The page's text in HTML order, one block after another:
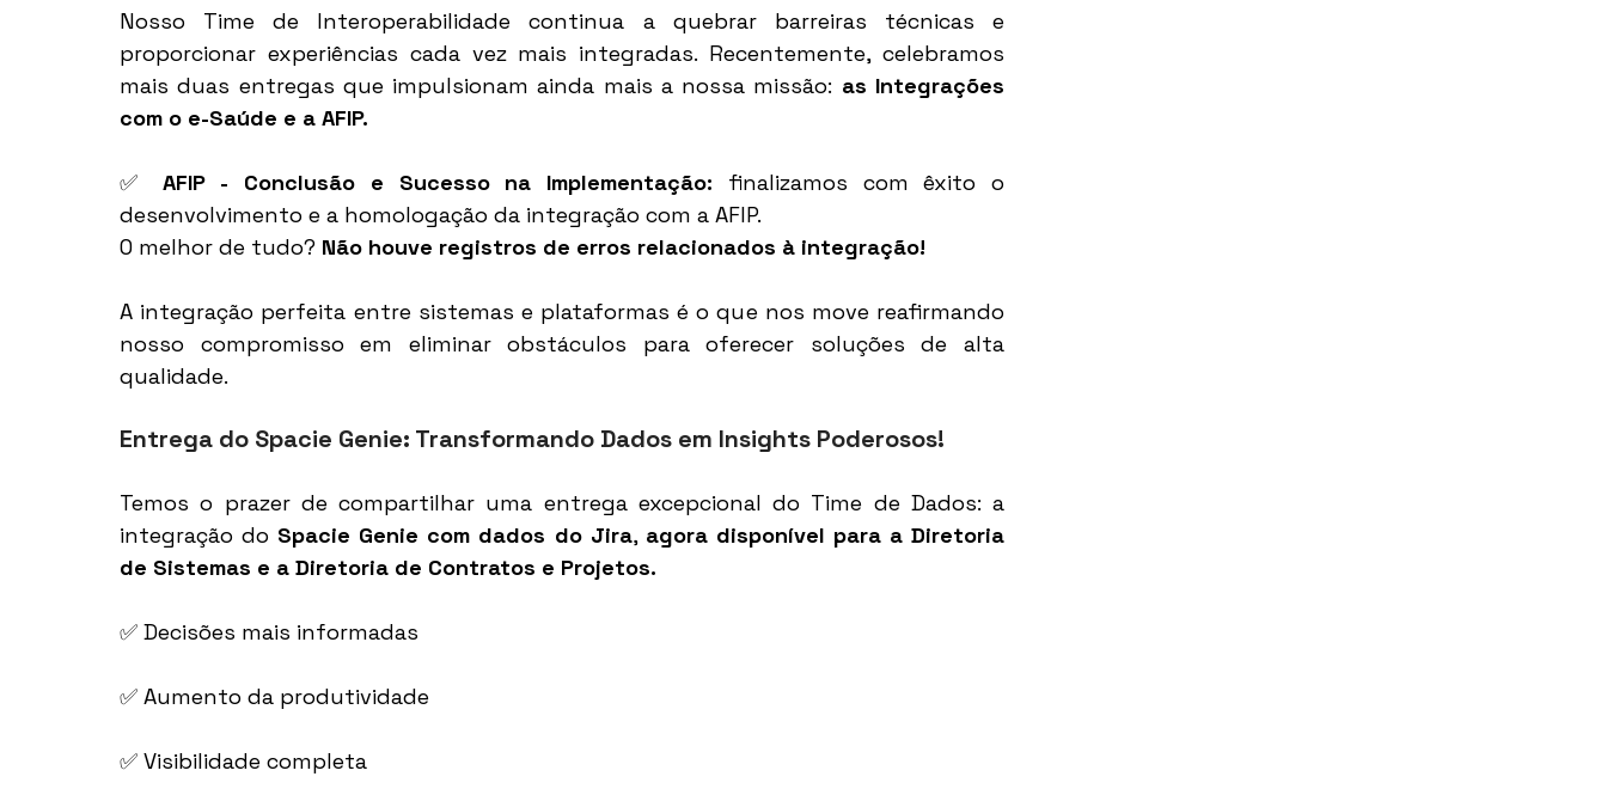
Nosso Time de Interoperabilidade continua a quebrar barreiras técnicas e
proporcionar experiências cada vez mais integradas. Recentemente, celebramos
mais duas entregas que impulsionam ainda mais a nossa missão: as Integrações
com o e-Saúde e a AFIP.
✅ AFIP - Conclusão e Sucesso na Implementação: finalizamos com êxito o
desenvolvimento e a homologação da integração com a AFIP.
O melhor de tudo? Não houve registros de erros relacionados à integração!
A integração perfeita entre sistemas e plataformas é o que nos move reafirmando
nosso compromisso em eliminar obstáculos para oferecer soluções de alta
qualidade.
Entrega do Spacie Genie: Transformando Dados em Insights Poderosos!
Temos o prazer de compartilhar uma entrega excepcional do Time de Dados: a
integração do Spacie Genie com dados do Jira, agora disponível para a Diretoria
de Sistemas e a Diretoria de Contratos e Projetos.
✅ Decisões mais informadas
✅ Aumento da produtividade
✅ Visibilidade completa